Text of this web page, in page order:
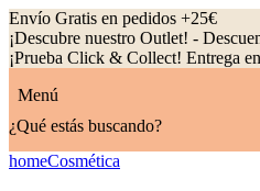
Envío Gratis en pedidos +25€
¡Descubre nuestro Outlet! -
¡Prueba Click & Collect! Entrega
Menú
¿Qué estás buscando?
homeCosmética